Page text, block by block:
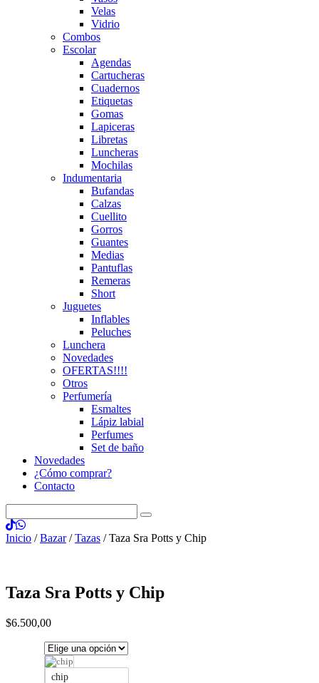
Velas
Vidrio
Combos
Escolar
Agendas
Cartucheras
Cuadernos
Etiquetas
Gomas
Lapiceras
Libretas
Luncheras
Mochilas
Indumentaria
Bufandas
Calzas
Cuellito
Gorros
Guantes
Medias
Pantuflas
Remeras
Short
Juguetes
Inflables
Peluches
Lunchera
Novedades
OFERTAS!!!!
Otros
Perfumería
Esmaltes
Lápiz labial
Perfumes
Set de baño
Novedades
¿Cómo comprar?
Contacto
Inicio /Bazar/Tazas / Taza Sra Potts y Chip
Taza Sra Potts y Chip
$6.500,00
chip